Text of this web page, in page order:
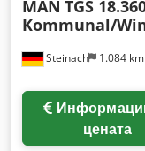
Steinach 1.084 km
MAN TGS
Kommunal/
цената